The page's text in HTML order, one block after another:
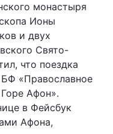
монастыря
Ионы
и двух
Свято-
что поездка
«Православное
Афон».
в Фейсбук
Афона,